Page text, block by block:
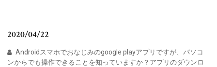
2020/04/22
Androidスマホでおなじみのgoogle playアプリですが、パソコ
ンからでも操作できることを知っていますか？アプリのダウンロ